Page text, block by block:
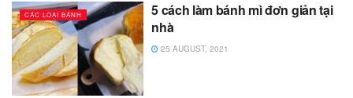
CÁC LOẠI BÁNH
5 cách làm bánh mì đơn giản tại
nhà
25 AUGUST, 2021